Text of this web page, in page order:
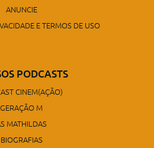
ANUNCIE
E TERMOS DE USO
PODCASTS
CINEM(AÇÃO)
GERAÇÃO M
MATHILDAS
BIOGRAFIAS